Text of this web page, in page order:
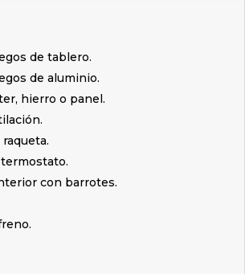
de tablero.
de aluminio.
hierro o panel.
con barrotes.